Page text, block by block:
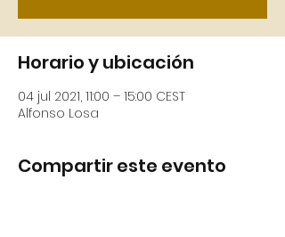
Horario y ubicación
04 jul 2021, 11:00 – 15:00 CEST
Alfonso Losa
Compartir este evento